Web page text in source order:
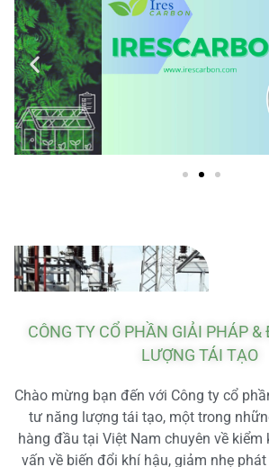
CÔNG TY CỔ PHẦN GIẢI PHÁP
LƯỢNG TÁI TẠO
Chào mừng bạn đến với Công ty cổ
tư năng lượng tái tạo, một trong
hàng đầu tại Việt Nam chuyên về kiểm
vấn về biến đổi khí hậu, giảm nhẹ